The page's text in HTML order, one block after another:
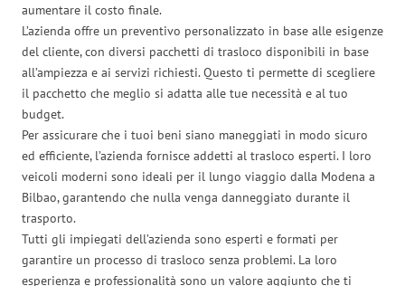
aumentare il costo finale.
L’azienda offre un preventivo personalizzato in base alle esigenze
del cliente, con diversi pacchetti di trasloco disponibili in base
all’ampiezza e ai servizi richiesti. Questo ti permette di scegliere
il pacchetto che meglio si adatta alle tue necessità e al tuo
budget.
Per assicurare che i tuoi beni siano maneggiati in modo sicuro
ed efficiente, l’azienda fornisce addetti al trasloco esperti. I loro
veicoli moderni sono ideali per il lungo viaggio dalla Modena a
Bilbao, garantendo che nulla venga danneggiato durante il
trasporto.
Tutti gli impiegati dell’azienda sono esperti e formati per
garantire un processo di trasloco senza problemi. La loro
esperienza e professionalità sono un valore aggiunto che ti